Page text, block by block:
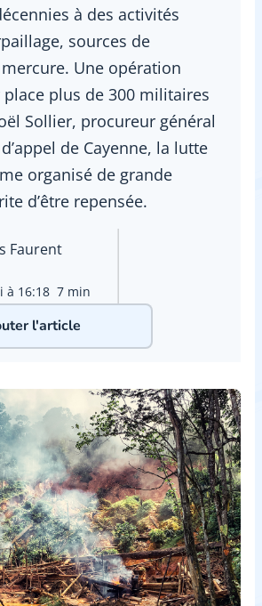
à des activités
sources de
Une opération
plus de 300 militaires
Sollier, procureur général
de Cayenne, la lutte
organisé de grande
d’être repensée.
Faurent
à 16:18 7 min
l'article